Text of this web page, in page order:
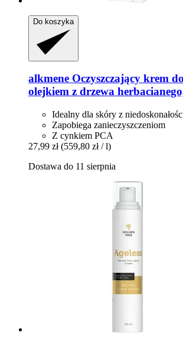
Do koszyka
alkmene Oczyszczający krem
olejkiem z drzewa
Idealny dla skóry z
Zapobiega zanieczyszczeniom
Z cynkiem PCA
27,99 zł (559,80 zł / l)
Dostawa do 11 sierpnia